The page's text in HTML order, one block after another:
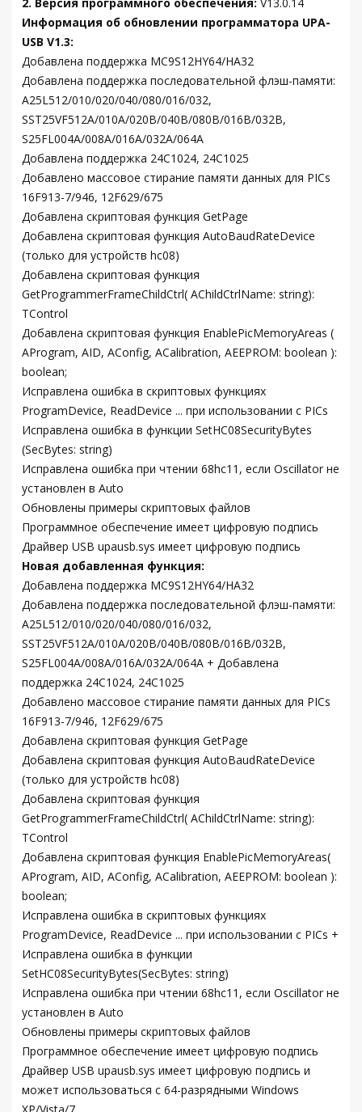
Информация об обновлении программатора UPA-
USB V1.3:
Добавлена поддержка MC9S12HY64/HA32
Добавлена поддержка последовательной флэш-памяти:
A25L512/010/020/040/080/016/032,
SST25VF512A/010A/020B/040B/080B/016B/032B,
S25FL004A/008A/016A/032A/064A
Добавлена поддержка 24C1024, 24C1025
Добавлено массовое стирание памяти данных для PICs
16F913-7/946, 12F629/675
Добавлена скриптовая функция GetPage
Добавлена скриптовая функция AutoBaudRateDevice
(только для устройств hc08)
Добавлена скриптовая функция
GetProgrammerFrameChildCtrl( AChildCtrlName: string):
TControl
Добавлена скриптовая функция EnablePicMemoryAreas (
AProgram, AID, AConfig, ACalibration, AEEPROM: boolean ):
boolean;
Исправлена ошибка в скриптовых функциях
ProgramDevice, ReadDevice ... при использовании с PICs
Исправлена ошибка в функции SetHC08SecurityBytes
(SecBytes: string)
Исправлена ошибка при чтении 68hc11, если Oscillator не
установлен в Auto
Обновлены примеры скриптовых файлов
Программное обеспечение имеет цифровую подпись
Драйвер USB upausb.sys имеет цифровую подпись
Новая добавленная функция:
Добавлена поддержка MC9S12HY64/HA32
Добавлена поддержка последовательной флэш-памяти:
A25L512/010/020/040/080/016/032,
SST25VF512A/010A/020B/040B/080B/016B/032B,
S25FL004A/008A/016A/032A/064A + Добавлена
поддержка 24C1024, 24C1025
Добавлено массовое стирание памяти данных для PICs
16F913-7/946, 12F629/675
Добавлена скриптовая функция GetPage
Добавлена скриптовая функция AutoBaudRateDevice
(только для устройств hc08)
Добавлена скриптовая функция
GetProgrammerFrameChildCtrl( AChildCtrlName: string):
TControl
Добавлена скриптовая функция EnablePicMemoryAreas(
AProgram, AID, AConfig, ACalibration, AEEPROM: boolean ):
boolean;
Исправлена ошибка в скриптовых функциях
ProgramDevice, ReadDevice ... при использовании с PICs +
Исправлена ошибка в функции
SetHC08SecurityBytes(SecBytes: string)
Исправлена ошибка при чтении 68hc11, если Oscillator не
установлен в Auto
Обновлены примеры скриптовых файлов
Программное обеспечение имеет цифровую подпись
Драйвер USB upausb.sys имеет цифровую подпись и
может использоваться с 64-разрядными Windows